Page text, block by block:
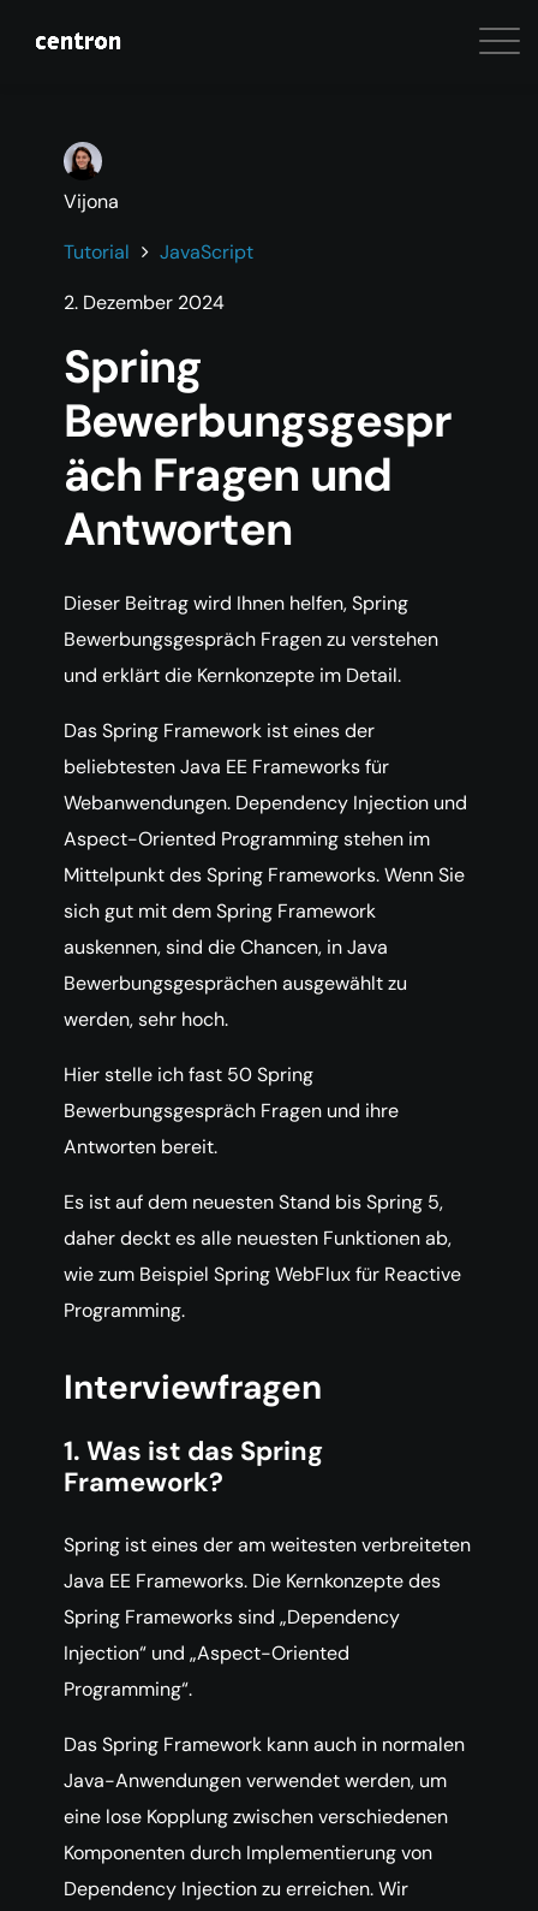
Vijona
Tutorial
JavaScript
2. Dezember 2024
Spring
Bewerbungsgespr
äch Fragen und
Antworten
Dieser Beitrag wird Ihnen helfen, Spring
Bewerbungsgespräch Fragen zu verstehen
und erklärt die Kernkonzepte im Detail.
Das Spring Framework ist eines der
beliebtesten Java EE Frameworks für
Webanwendungen. Dependency Injection und
Aspect-Oriented Programming stehen im
Mittelpunkt des Spring Frameworks. Wenn Sie
sich gut mit dem Spring Framework
auskennen, sind die Chancen, in Java
Bewerbungsgesprächen ausgewählt zu
werden, sehr hoch.
Hier stelle ich fast 50 Spring
Bewerbungsgespräch Fragen und ihre
Antworten bereit.
Es ist auf dem neuesten Stand bis Spring 5,
daher deckt es alle neuesten Funktionen ab,
wie zum Beispiel Spring WebFlux für Reactive
Programming.
Interviewfragen
1. Was ist das Spring
Framework?
Spring ist eines der am weitesten verbreiteten
Java EE Frameworks. Die Kernkonzepte des
Spring Frameworks sind „Dependency
Injection“ und „Aspect-Oriented
Programming“.
Das Spring Framework kann auch in normalen
Java-Anwendungen verwendet werden, um
eine lose Kopplung zwischen verschiedenen
Komponenten durch Implementierung von
Dependency Injection zu erreichen. Wir